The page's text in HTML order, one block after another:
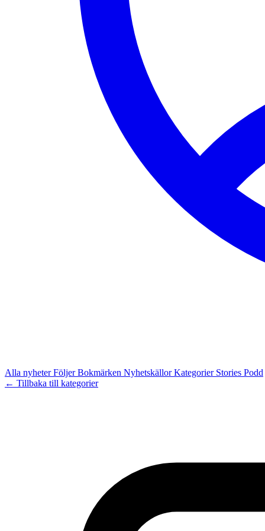
Alla nyheterFöljerBokmärken NyhetskällorKategorier Stories Podd
← Tillbaka till kategorier